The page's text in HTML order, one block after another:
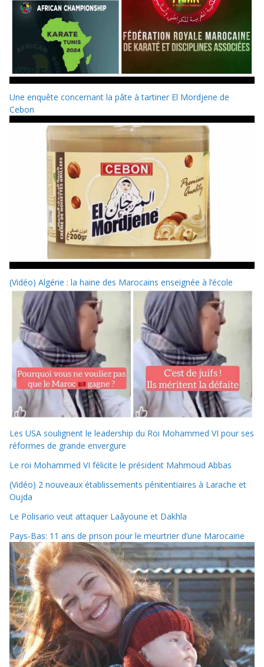
Une enquête concernant la pâte à tartiner El Mordjene de
Cebon
(Vidéo) Algérie : la haine des Marocains enseignée à l’école
Les USA soulignent le leadership du Roi Mohammed VI pour ses
réformes de grande envergure
Le roi Mohammed VI félicite le président Mahmoud Abbas
(Vidéo) 2 nouveaux établissements pénitentiaires à Larache et
Oujda
Le Polisario veut attaquer Laâyoune et Dakhla
Pays-Bas: 11 ans de prison pour le meurtrier d’une Marocaine